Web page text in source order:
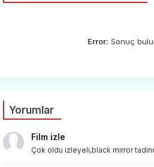
Error: Sonuç
Yorumlar
Film izle
Çok oldu izleyeli,black mirror